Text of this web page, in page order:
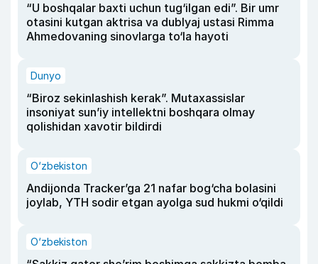
“U boshqalar baxti uchun tug‘ilgan edi”. Bir umr
otasini kutgan aktrisa va dublyaj ustasi Rimma
Ahmedovaning sinovlarga to‘la hayoti
Dunyo
“Biroz sekinlashish kerak”. Mutaxassislar
insoniyat sun’iy intellektni boshqara olmay
qolishidan xavotir bildirdi
O‘zbekiston
Andijonda Tracker’ga 21 nafar bog‘cha bolasini
joylab, YTH sodir etgan ayolga sud hukmi o‘qildi
O‘zbekiston